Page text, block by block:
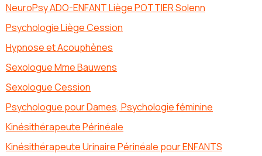
NeuroPsy ADO-ENFANT Liège POTTIER Solenn
Psychologie Liège Cession
Hypnose et Acouphènes
Sexologue Mme Bauwens
Sexologue Cession
Psychologue pour Dames, Psychologie féminine
Kinésithérapeute Périnéale
Kinésithérapeute Urinaire Périnéale pour ENFANTS